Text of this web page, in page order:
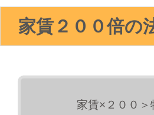
家賃２００倍の
家賃×２００＞